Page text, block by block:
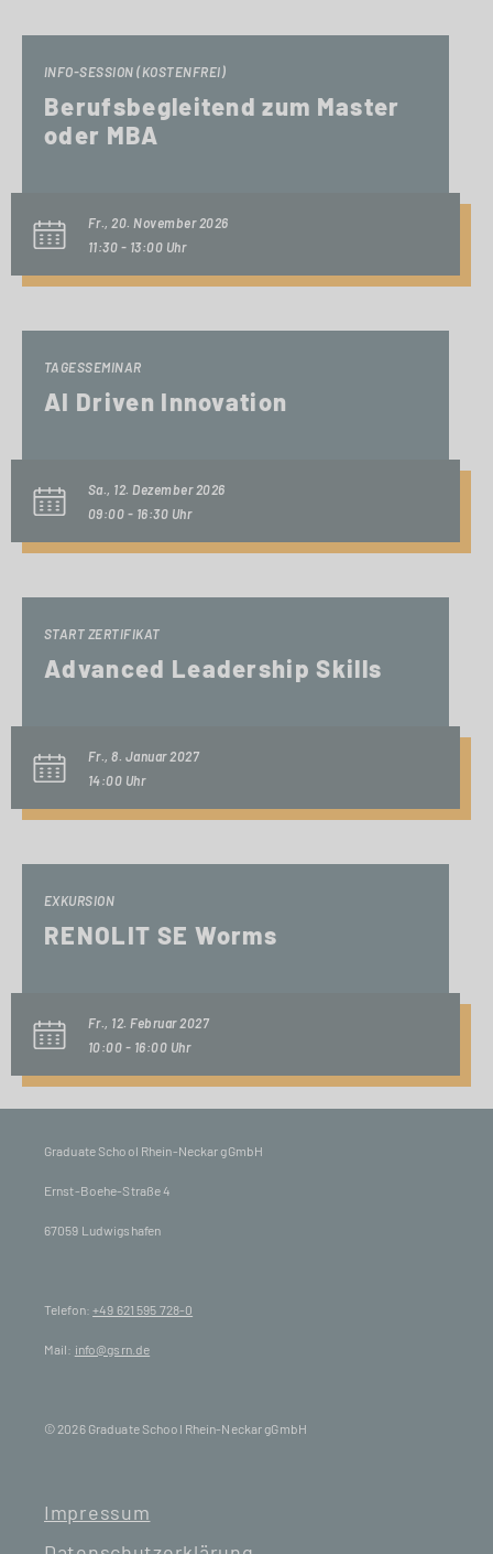
INFO-SESSION (KOSTENFREI)
Berufsbegleitend zum Master
oder MBA
Fr., 20. November 2026
11:30 - 13:00 Uhr
TAGESSEMINAR
AI Driven Innovation
Sa., 12. Dezember 2026
09:00 - 16:30 Uhr
START ZERTIFIKAT
Advanced Leadership Skills
Fr., 8. Januar 2027
14:00 Uhr
EXKURSION
RENOLIT SE Worms
Fr., 12. Februar 2027
10:00 - 16:00 Uhr
Graduate School Rhein-Neckar gGmbH
Ernst-Boehe-Straße 4
67059 Ludwigshafen
Telefon:+49 621 595 728-0
Mail: info@gsrn.de
© 2026 Graduate School Rhein-Neckar gGmbH
Impressum